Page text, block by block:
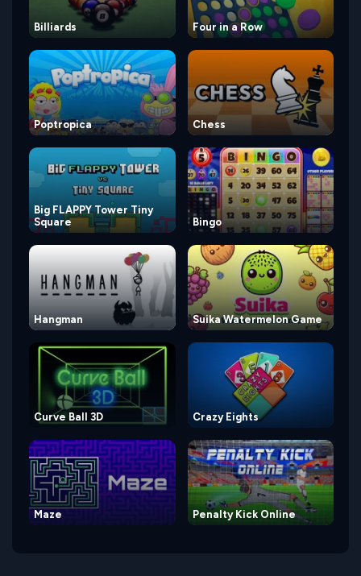
Billiards Four in a Row
Poptropica Chess
Big FLAPPY Tower Tiny
Square
Bingo
Hangman Suika Watermelon Game
Curve Ball 3D Crazy Eights
Maze Penalty Kick Online